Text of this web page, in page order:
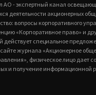
АО - экспертный канал
деятельности акционерных
вопросы корпоративного
«Корпоративное право» и
действует специальное
журнала «Акционерное
физическое лицо дает
и получение информационной